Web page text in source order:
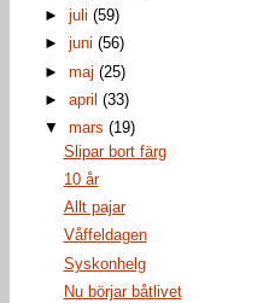
►juli(59)
►juni(56)
►maj(25)
►april(33)
▼mars(19)
Slipar bort färg
10 år
Allt pajar
Våffeldagen
Syskonhelg
Nu börjar båtlivet